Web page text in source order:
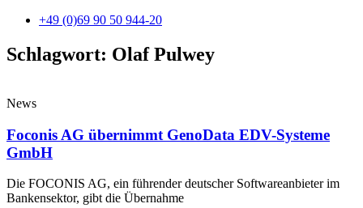
+49 (0)69 90 50 944-20
Schlagwort: Olaf Pulwey
News
Foconis AG übernimmt GenoData EDV-Systeme
GmbH
Die FOCONIS AG, ein führender deutscher Softwareanbieter im
Bankensektor, gibt die Übernahme